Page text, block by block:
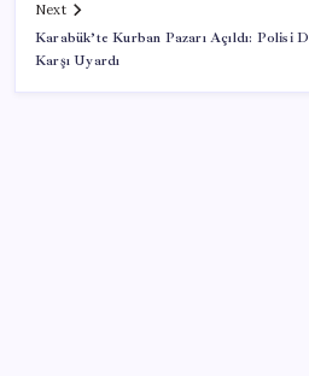
Next
Karabük’te Kurban Pazarı Açıldı: Polisi
Karşı Uyardı